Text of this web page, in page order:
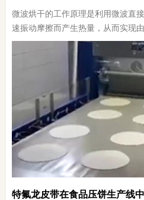
微波烘干的工作原理是利用微波直
速振动摩擦而产生热量，从而实现由
特氟龙皮带在食品压饼生产线